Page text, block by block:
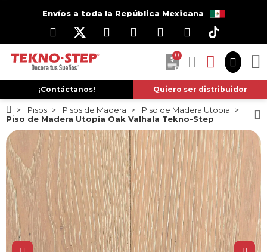
Envíos a toda la República Mexicana
0
¡Contáctanos! Quiero ser distribuidor
Pisos Pisos de Madera
Piso de Madera Utopia
Piso de Madera Utopía Oak Valhala Tekno-Step